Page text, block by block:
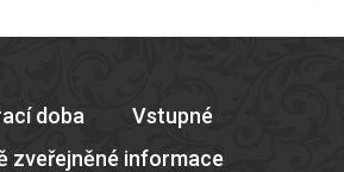
doba
Vstupné
zveřejněné informace